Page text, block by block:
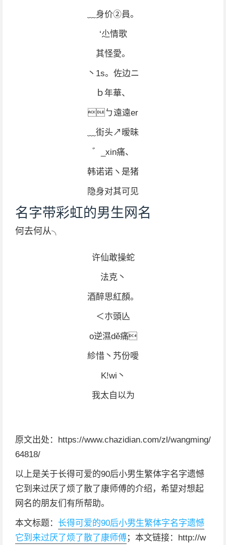
﹏身价②員。
‘尐情歌
其怪愛。
丶1s。佐边ニ
ｂ年華、
ㄅ遠遠er
﹏街头↗暧昧
゛_xin痛、
韩诺诺ヽ是猪
隐身对其可见
名字带彩虹的男生网名
何去何从╮
许仙敢操蛇
法克丶
酒醉思紅顏。
＜朩頭亾
o逆濕dě痛
紾惜丶艿份噯
K!wi丶
我太自以为
原文出处：https://www.chazidian.com/zl/wangming/
64818/
以上是关于长得可爱的90后小男生繁体字名字遗憾
它到来过厌了烦了散了康师傅的介绍，希望对想起
网名的朋友们有所帮助。
本文标题： 长得可爱的90后小男生繁体字名字遗憾
它到来过厌了烦了散了康师傅；本文链接：http://w